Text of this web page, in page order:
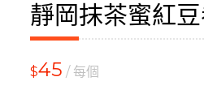
靜岡抹茶蜜紅
$45 / 每個